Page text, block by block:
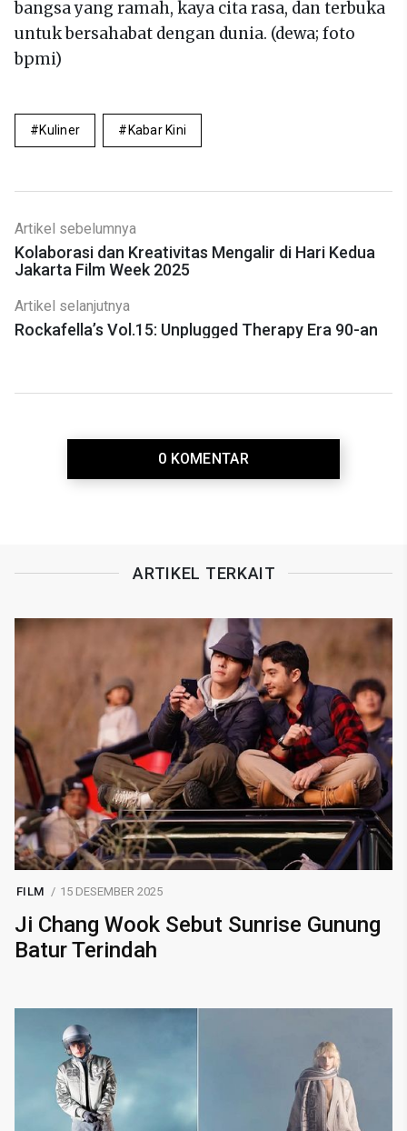
bangsa yang ramah, kaya cita rasa, dan terbuka
untuk bersahabat dengan dunia. (dewa; foto
bpmi)
Kuliner Kabar Kini
Artikel sebelumnya
Kolaborasi dan Kreativitas Mengalir di Hari Kedua
Jakarta Film Week 2025
Artikel selanjutnya
Rockafella’s Vol.15: Unplugged Therapy Era 90-an
0 KOMENTAR
ARTIKEL TERKAIT
FILM 15 DESEMBER 2025
Ji Chang Wook Sebut Sunrise Gunung
Batur Terindah